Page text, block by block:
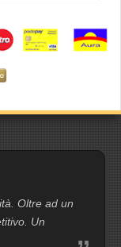
Oltre ad un
Un